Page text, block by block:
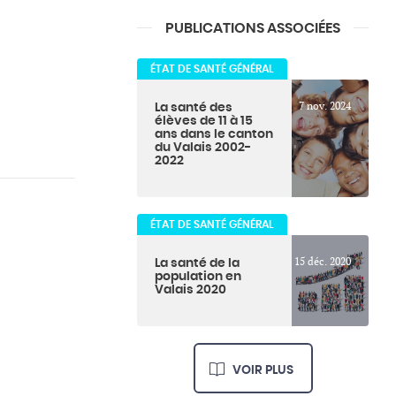
PUBLICATIONS ASSOCIÉES
ÉTAT DE SANTÉ GÉNÉRAL
La santé des
élèves de 11 à 15
ans dans le canton
du Valais 2002-
2022
7 nov. 2024
ÉTAT DE SANTÉ GÉNÉRAL
La santé de la
population en
Valais 2020
15 déc. 2020
VOIR PLUS